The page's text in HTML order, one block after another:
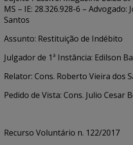
MS – IE: 28.326.928-6 – Advogado:
Santos
Assunto: Restituição de Indébito
Julgador de 1ª Instância: Edilson
Relator: Cons. Roberto Vieira dos
Pedido de Vista: Cons. Julio Cesar
Recurso Voluntário n. 122/2017